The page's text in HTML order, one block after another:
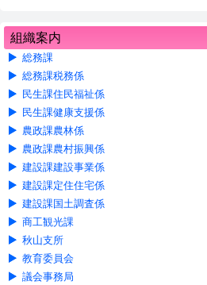
組織案内
総務課
総務課税務係
民生課住民福祉係
民生課健康支援係
農政課農林係
農政課農村振興係
建設課建設事業係
建設課定住住宅係
建設課国土調査係
商工観光課
秋山支所
教育委員会
議会事務局